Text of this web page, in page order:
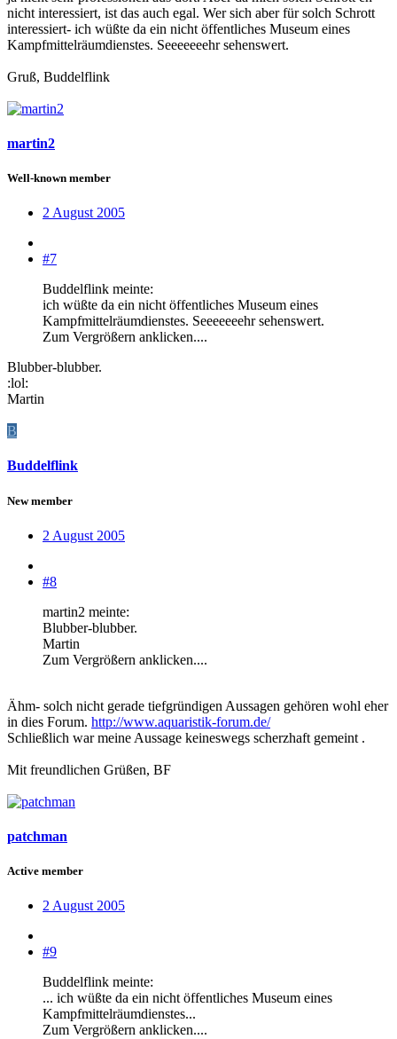
nicht interessiert, ist das auch egal. Wer sich aber für solch Schrott
interessiert- ich wüßte da ein nicht öffentliches Museum eines
Kampfmittelräumdienstes. Seeeeeeehr sehenswert.
Gruß, Buddelflink
martin2
Well-known member
2 August 2005
#7
Buddelflink meinte:
ich wüßte da ein nicht öffentliches Museum eines
Kampfmittelräumdienstes. Seeeeeeehr sehenswert.
Zum Vergrößern anklicken....
Blubber-blubber.
:lol:
Martin
B
Buddelflink
New member
2 August 2005
#8
martin2 meinte:
Blubber-blubber.
Martin
Zum Vergrößern anklicken....
Ähm- solch nicht gerade tiefgründigen Aussagen gehören wohl eher
in dies Forum. http://www.aquaristik-forum.de/
Schließlich war meine Aussage keineswegs scherzhaft gemeint .
Mit freundlichen Grüßen, BF
patchman
Active member
2 August 2005
#9
Buddelflink meinte:
... ich wüßte da ein nicht öffentliches Museum eines
Kampfmittelräumdienstes...
Zum Vergrößern anklicken....